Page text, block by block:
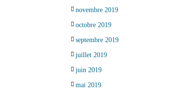
novembre 2019
octobre 2019
septembre 2019
juillet 2019
juin 2019
mai 2019